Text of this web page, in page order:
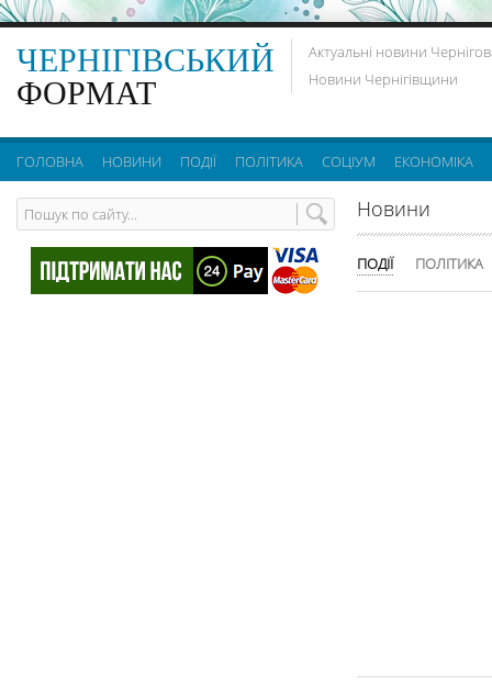
ЧЕРНІГІВСЬКИЙ
ФОРМАТ
Актуальні новини
Новини Чернігівщини
ГОЛОВНА НОВИНИ ПОДІЇ ПОЛІТИКА СОЦІУМ ЕКОНОМІКА
Новини
ПОДІЇ ПОЛІТИКА